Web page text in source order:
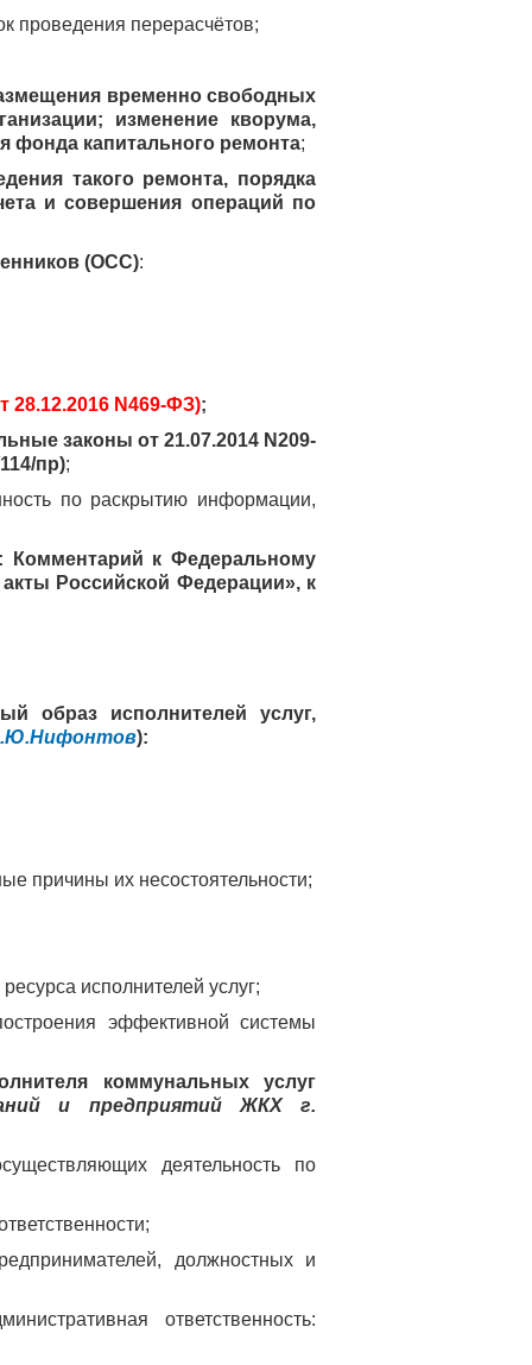
проведения перерасчётов;
временно свободных
изменение кворума,
фонда капитального ремонта;
такого ремонта, порядка
и совершения операций по
(ОСС):
N469-ФЗ);
законы от 21.07.2014 N209-
пр);
по раскрытию информации,
Комментарий к Федеральному
Российской Федерации», к
образ исполнителей услуг,
):
причины их несостоятельности;
исполнителей услуг;
эффективной системы
коммунальных услуг
и предприятий ЖКХ г.
деятельность по
должностных и
ответственность: